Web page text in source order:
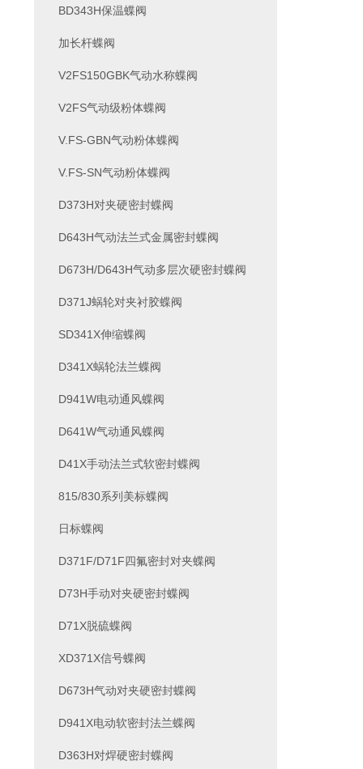
BD343H保温蝶阀
加长杆蝶阀
V2FS150GBK气动水称蝶阀
V2FS气动级粉体蝶阀
V.FS-GBN气动粉体蝶阀
V.FS-SN气动粉体蝶阀
D373H对夹硬密封蝶阀
D643H气动法兰式金属密封蝶阀
D673H/D643H气动多层次硬密封蝶阀
D371J蜗轮对夹衬胶蝶阀
SD341X伸缩蝶阀
D341X蜗轮法兰蝶阀
D941W电动通风蝶阀
D641W气动通风蝶阀
D41X手动法兰式软密封蝶阀
815/830系列美标蝶阀
日标蝶阀
D371F/D71F四氟密封对夹蝶阀
D73H手动对夹硬密封蝶阀
D71X脱硫蝶阀
XD371X信号蝶阀
D673H气动对夹硬密封蝶阀
D941X电动软密封法兰蝶阀
D363H对焊硬密封蝶阀